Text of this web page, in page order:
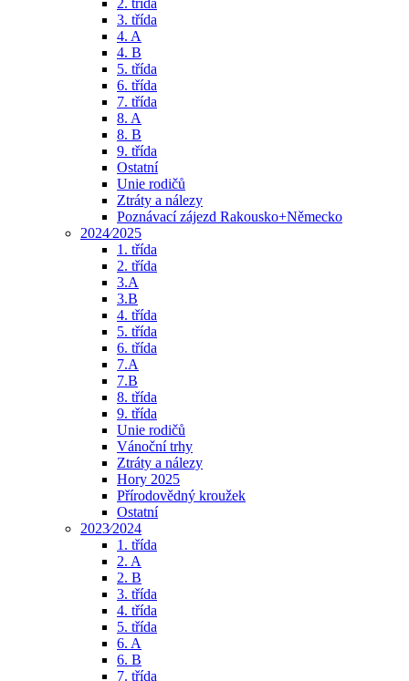
2. třída
3. třída
4. A
4. B
5. třída
6. třída
7. třída
8. A
8. B
9. třída
Ostatní
Unie rodičů
Ztráty a nálezy
Poznávací zájezd Rakousko+Německo
2024⁄2025
1. třída
2. třída
3.A
3.B
4. třída
5. třída
6. třída
7.A
7.B
8. třída
9. třída
Unie rodičů
Vánoční trhy
Ztráty a nálezy
Hory 2025
Přírodovědný kroužek
Ostatní
2023⁄2024
1. třída
2. A
2. B
3. třída
4. třída
5. třída
6. A
6. B
7. třída